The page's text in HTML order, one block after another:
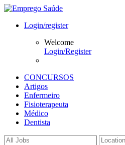
Login/register
Welcome
Login/Register
CONCURSOS
Artigos
Enfermeiro
Fisioterapeuta
Médico
Dentista